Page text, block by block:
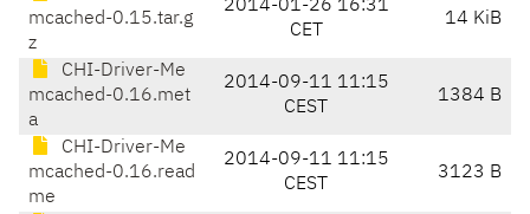
mcached-0.15.tar.g
z
2014-01-26 16:31
CET
14 KiB
CHI-Driver-Me
mcached-0.16.met
a
2014-09-11 11:15
CEST
1384 B
CHI-Driver-Me
mcached-0.16.read
me
2014-09-11 11:15
CEST
3123 B